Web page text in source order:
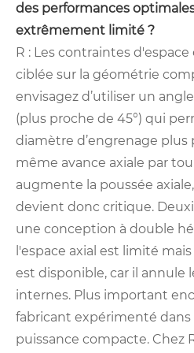
des performances
extrêmement limité ?
R : Les contraintes
ciblée sur la géométrie
envisagez d’utiliser un
(plus proche de 45°) qui
diamètre d’engrenage
même avance axiale par
augmente la poussée
devient donc critique.
une conception à double
l'espace axial est limité
est disponible, car il annule
internes. Plus important
fabricant expérimenté dans
puissance compacte. Chez